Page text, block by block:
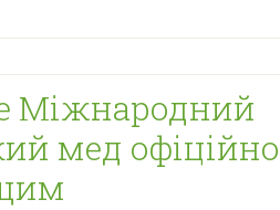
Міжнародний
мед офіційно